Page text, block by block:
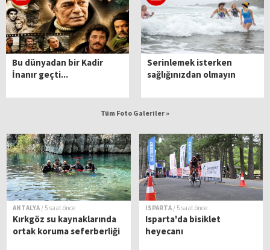
Bu dünyadan bir Kadir
İnanır geçti...
Serinlemek isterken
sağlığınızdan olmayın
Tüm Foto Galeriler »
ANTALYA / 5 saat önce
Kırkgöz su kaynaklarında
ortak koruma seferberliği
ISPARTA / 5 saat önce
Isparta'da bisiklet
heyecanı